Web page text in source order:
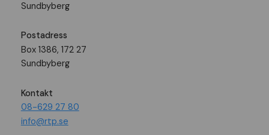
Sundbyberg
Postadress
Box 1386, 172 27
Sundbyberg
Kontakt
08-629 27 80
info@rtp.se